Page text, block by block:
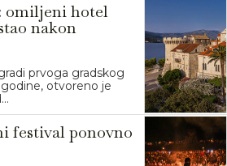
omiljeni hotel
nakon
prvoga gradskog
otvoreno je
festival ponovno